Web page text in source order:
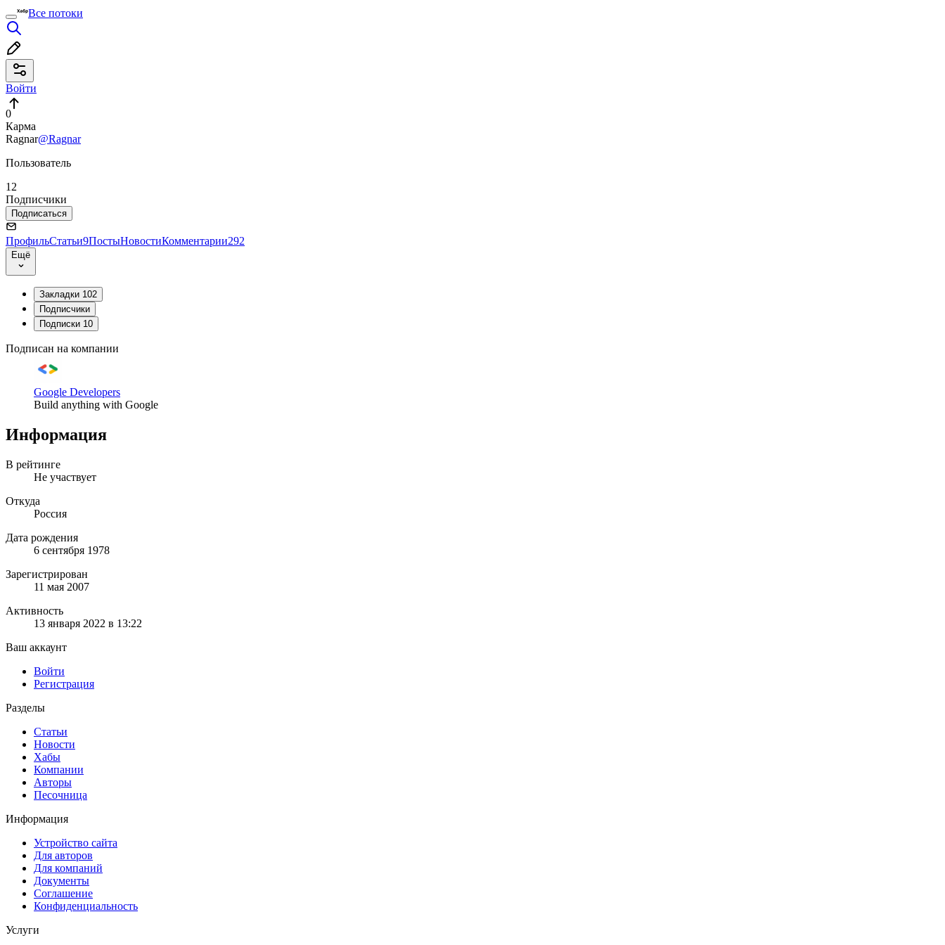
Все потоки
Войти
0
Карма
Ragnar@Ragnar
Пользователь
12
Подписчики
Подписаться
ПрофильСтатьи9ПостыНовостиКомментарии292
Ещё
Закладки 102
Подписчики
Подписки 10
Подписан на компании
Google Developers
Build anything with Google
Информация
В рейтинге
Не участвует
Откуда
Россия
Дата рождения
6 сентября 1978
Зарегистрирован
11 мая 2007
Активность
13 января 2022 в 13:22
Ваш аккаунт
Войти
Регистрация
Разделы
Статьи
Новости
Хабы
Компании
Авторы
Песочница
Информация
Устройство сайта
Для авторов
Для компаний
Документы
Соглашение
Конфиденциальность
Услуги